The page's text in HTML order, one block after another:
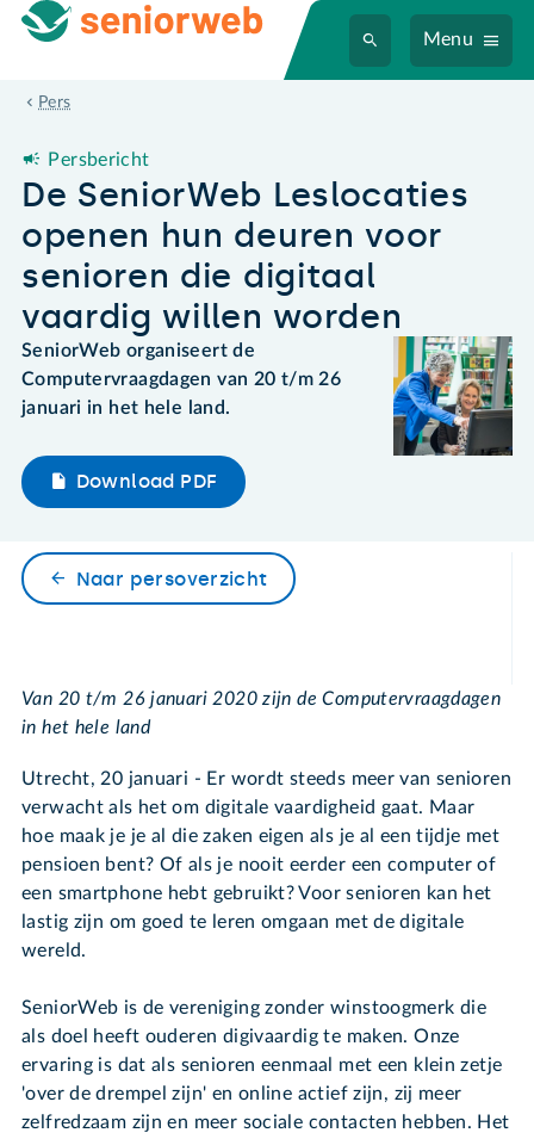
Menu
Pers
De SeniorWeb Leslocaties openen hun deuren voor senioren
De SeniorWeb Leslocaties
openen hun deuren voor
senioren die digitaal
vaardig willen worden
Persbericht
SeniorWeb organiseert de
Computervraagdagen van 20 t/m 26
januari in het hele land.
Download PDF
Naar persoverzicht
Van 20 t/m 26 januari 2020 zijn de Computervraagdagen
in het hele land
Utrecht, 20 januari - Er wordt steeds meer van senioren
verwacht als het om digitale vaardigheid gaat. Maar
hoe maak je je al die zaken eigen als je al een tijdje met
pensioen bent? Of als je nooit eerder een computer of
een smartphone hebt gebruikt? Voor senioren kan het
lastig zijn om goed te leren omgaan met de digitale
wereld.
SeniorWeb is de vereniging zonder winstoogmerk die
als doel heeft ouderen digivaardig te maken. Onze
ervaring is dat als senioren eenmaal met een klein zetje
'over de drempel zijn' en online actief zijn, zij meer
zelfredzaam zijn en meer sociale contacten hebben. Het